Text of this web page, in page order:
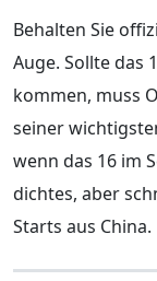
Behalten Sie
Auge. Sollte das
kommen, muss
seiner
wenn das 16 im
dichtes, aber
Starts aus China.